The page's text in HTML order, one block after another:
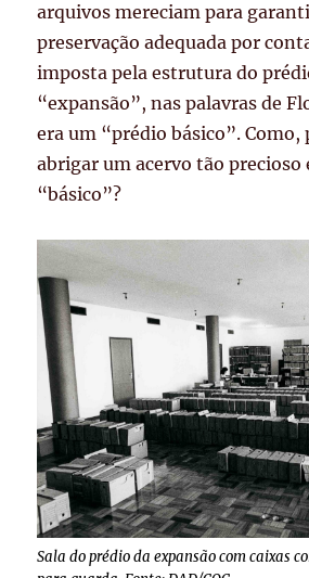
arquivos mereciam para
preservação adequada por
imposta pela estrutura do
“expansão”, nas palavras de
era um “prédio básico”.
abrigar um acervo tão precioso
“básico”?
Sala do prédio da expansão com caixas